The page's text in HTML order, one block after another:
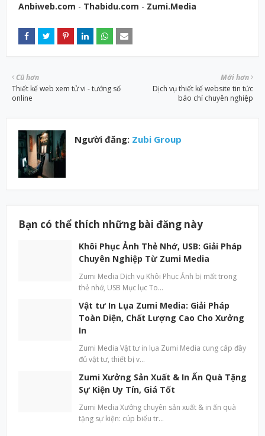
Anbiweb.com - Thabidu.com - Zumi.Media
Mới hơn
Dịch vụ thiết kế website tin tức
báo chí chuyên nghiệp
Cũ hơn
Thiết kế web xem tử vi - tướng số
online
Người đăng: Zubi Group
Bạn có thể thích những bài đăng này
Khôi Phục Ảnh Thẻ Nhớ, USB: Giải Pháp
Chuyên Nghiệp Từ Zumi Media
Zumi Media Dịch vụ Khôi Phục Ảnh bị mất trong
thẻ nhớ, USB Mục lục To…
Vật tư In Lụa Zumi Media: Giải Pháp
Toàn Diện, Chất Lượng Cao Cho Xưởng
In
Zumi Media Vật tư in lụa Zumi Media cung cấp đầy
đủ vật tư, thiết bị v…
Zumi Xưởng Sản Xuất & In Ấn Quà Tặng
Sự Kiện Uy Tín, Giá Tốt
Zumi Media Xưởng chuyên sản xuất & in ấn quà
tặng sự kiện: cúp biểu tr…